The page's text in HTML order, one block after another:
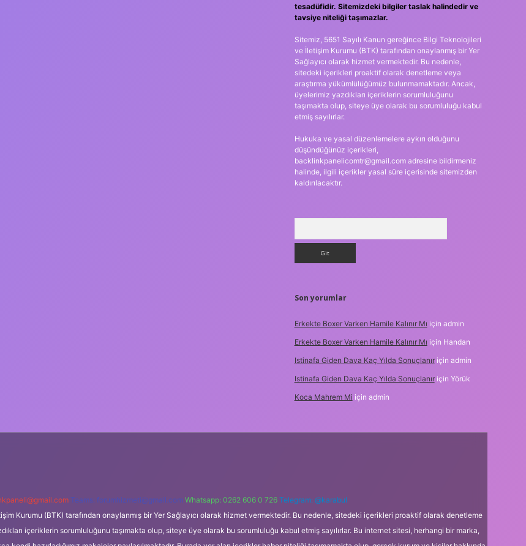
tesadüfidir. Sitemizdeki bilgiler taslak halindedir ve
tavsiye niteliği taşımazlar.
Sitemiz, 5651 Sayılı Kanun gereğince Bilgi Teknolojileri
ve İletişim Kurumu (BTK) tarafından onaylanmış bir Yer
Sağlayıcı olarak hizmet vermektedir. Bu nedenle,
sitedeki içerikleri proaktif olarak denetleme veya
araştırma yükümlülüğümüz bulunmamaktadır. Ancak,
üyelerimiz yazdıkları içeriklerin sorumluluğunu
taşımakta olup, siteye üye olarak bu sorumluluğu kabul
etmiş sayılırlar.
Hukuka ve yasal düzenlemelere aykırı olduğunu
düşündüğünüz içerikleri,
backlinkpanelicomtr@gmail.comadresine bildirmeniz
halinde, ilgili içerikler yasal süre içerisinde sitemizden
kaldırılacaktır.
Son yorumlar
Erkekte Boxer Varken Hamile Kalınır Mı için admin
Erkekte Boxer Varken Hamile Kalınır Mı için Handan
Istinafa Giden Dava Kaç Yılda Sonuçlanıriçin admin
Istinafa Giden Dava Kaç Yılda Sonuçlanıriçin Yörük
Koca Mahrem Mi için admin
Teams: forumhizmeti@gmail.com Whatsapp: 0262 606 0 726 Telegram: @karabul
Kurumu (BTK) tarafından onaylanmış bir Yer Sağlayıcı olarak hizmet vermektedir. Bu nedenle, sitedeki içerikleri proaktif olarak denetleme
içeriklerin sorumluluğunu taşımakta olup, siteye üye olarak bu sorumluluğu kabul etmiş sayılırlar. Bu internet sitesi, herhangi bir marka,